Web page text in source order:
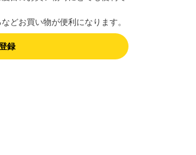
どお買い物が便利になります。
録